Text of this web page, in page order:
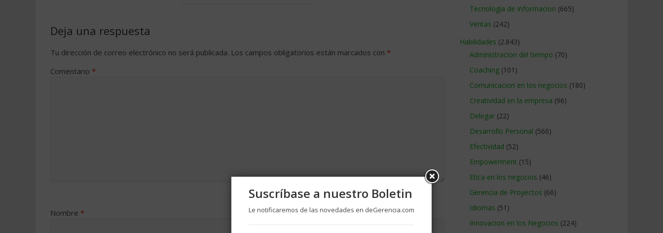
Deja una respuesta
Tu dirección de correo electrónico no será publicada. Los campos obligatorios están marcados con *
Comentario *
Nombre *
Tecnologia de Informacion (665)
Ventas (242)
Habilidades (2.843)
Administracion del tiempo (70)
Coaching (101)
Comunicacion en los negocios (180)
Creatividad en la empresa (96)
Delegar (22)
Desarrollo Personal (566)
Efectividad (52)
Empowerment (15)
Etica en los negocios (46)
Gerencia de Proyectos (66)
Idiomas (51)
Innovacion en los Negocios (224)
Suscríbase a nuestro Boletin
Le notificaremos de las novedades en deGerencia.com